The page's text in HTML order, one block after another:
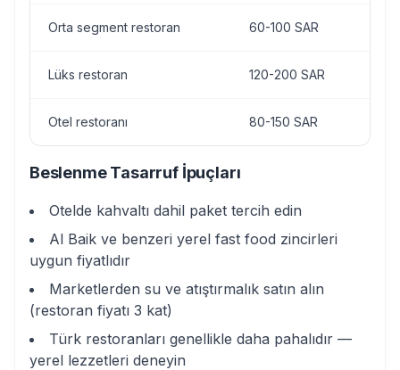
Orta segment restoran 60-100 SAR
Lüks restoran 120-200 SAR
Otel restoranı 80-150 SAR
Beslenme Tasarruf İpuçları
Otelde kahvaltı dahil paket tercih edin
Al Baik ve benzeri yerel fast food zincirleri
uygun fiyatlıdır
Marketlerden su ve atıştırmalık satın alın
(restoran fiyatı 3 kat)
Türk restoranları genellikle daha pahalıdır —
yerel lezzetleri deneyin